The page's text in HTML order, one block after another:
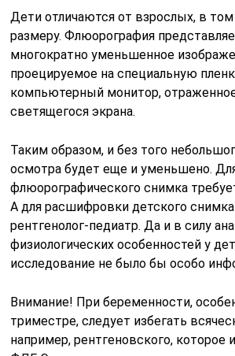
Дети отличаются от взрослых, в том
размеру. Флюорография
многократно уменьшенное
проецируемое на специальную
компьютерный монитор,
светящегося экрана.
Таким образом, и без того
осмотра будет еще и уменьшено.
флюорографического снимка
А для расшифровки детского
рентгенолог-педиатр. Да и в силу
физиологических особенностей у
исследование не было бы особо
Внимание! При беременности,
триместре, следует избегать
например, рентгеновского, которое